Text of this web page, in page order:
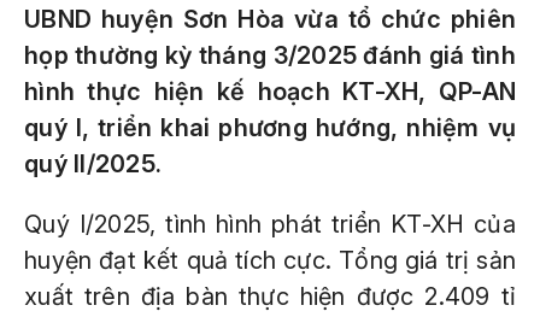
UBND huyện Sơn Hòa vừa tổ chức phiên
họp thường kỳ tháng 3/2025 đánh giá tình
hình thực hiện kế hoạch KT-XH, QP-AN
quý I, triển khai phương hướng, nhiệm vụ
quý II/2025.
Quý I/2025, tình hình phát triển KT-XH của
huyện đạt kết quả tích cực. Tổng giá trị sản
xuất trên địa bàn thực hiện được 2.409 tỉ